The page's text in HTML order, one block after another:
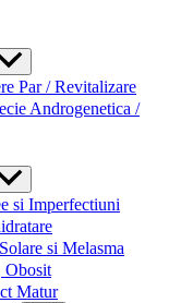
Par / Revitalizare
Androgenetica /
si Imperfectiuni
si Melasma
Obosit
Matur